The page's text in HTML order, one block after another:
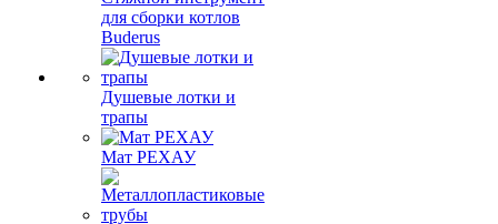
для сборки котлов
Buderus
Душевые лотки и
трапы
Мат РЕХАУ